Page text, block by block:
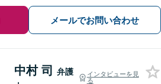
メールでお問い合わせ
中村 司
弁護
インタビューを見
る